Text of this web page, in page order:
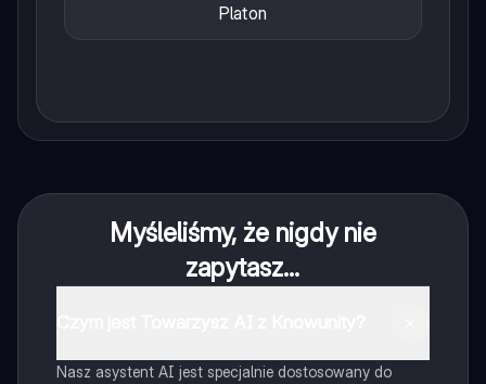
Platon
Myśleliśmy, że nigdy nie
zapytasz...
Nasz asystent AI jest specjalnie dostosowany do